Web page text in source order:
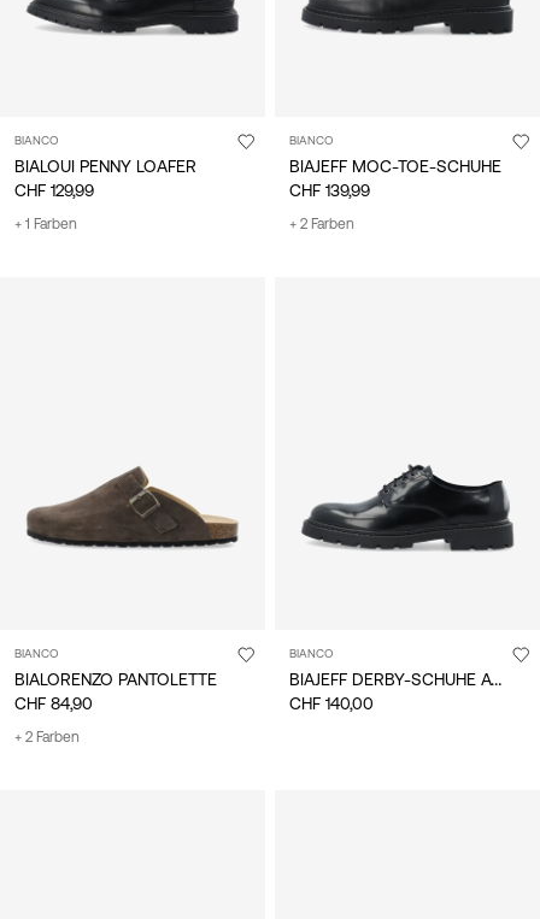
BIANCO
BIALOUI PENNY LOAFER
CHF 129,99
+ 1 Farben
BIANCO
BIAJEFF MOC-TOE-SCHUHE
CHF 139,99
+ 2 Farben
BIANCO
BIALORENZO PANTOLETTE
CHF 84,90
+ 2 Farben
BIANCO
BIAJEFF DERBY-SCHUHE AUS LEDER
CHF 140,00